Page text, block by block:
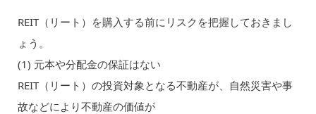
REIT（リート）を購入する前にリスクを把握しておきまし
ょう。
(1) 元本や分配金の保証はない
REIT（リート）の投資対象となる不動産が、自然災害や事
故などにより不動産の価値が